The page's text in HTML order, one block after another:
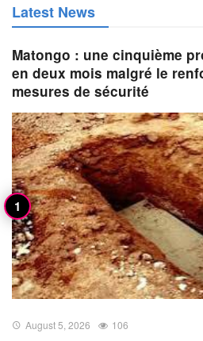
Latest News
Matongo : une cinquième
en deux mois malgré le
mesures de sécurité
August 5, 2026 106